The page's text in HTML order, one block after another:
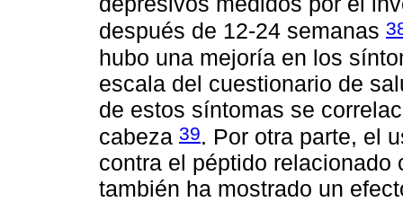
después de 12-24 semanas
hubo una mejoría en los
escala del cuestionario de
de estos síntomas se
cabeza 39. Por otra parte, el
contra el péptido
también ha mostrado un